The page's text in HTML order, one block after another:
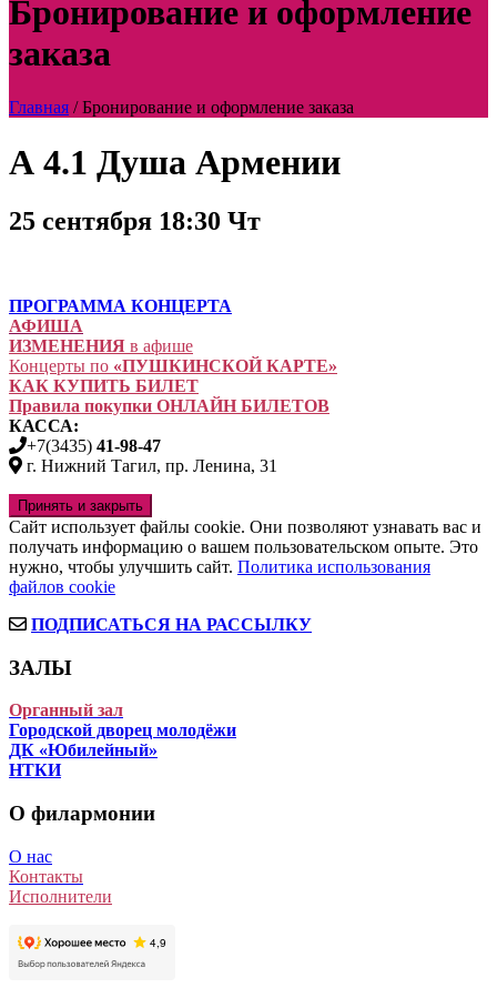
Бронирование и оформление
заказа
Главная /Бронирование и оформление заказа
А 4.1 Душа Армении
25 сентября 18:30 Чт
ПРОГРАММА КОНЦЕРТА
АФИША
ИЗМЕНЕНИЯ в афише
Концерты по «ПУШКИНСКОЙ КАРТЕ»
КАК КУПИТЬ БИЛЕТ
Правила покупки ОНЛАЙН БИЛЕТОВ
КАССА:
+7(3435) 41-98-47
г. Нижний Тагил, пр. Ленина, 31
Сайт использует файлы cookie. Они позволяют узнавать вас и
получать информацию о вашем пользовательском опыте. Это
нужно, чтобы улучшить сайт. Политика использования
файлов cookie
ПОДПИСАТЬСЯ НА РАССЫЛКУ
ЗАЛЫ
Органный зал
Городской дворец молодёжи
ДК «Юбилейный»
НТКИ
О филармонии
О нас
Контакты
Исполнители